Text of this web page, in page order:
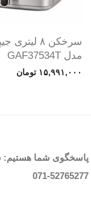
سرخکن ۸
مدل GAF37534T
۱۵,۹۹۱,۰۰۰ تومان
پاسخگوی شما هستیم:
071-52765277